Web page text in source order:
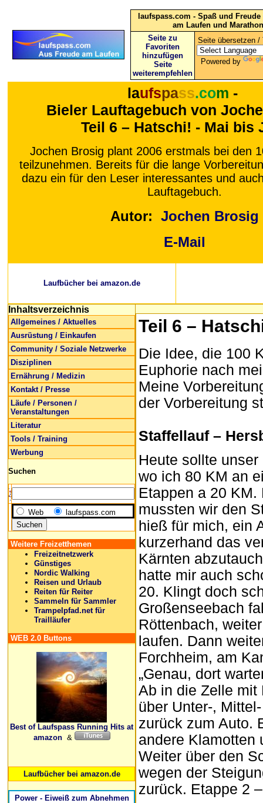
laufspass.com - Spaß und
am Laufen und Marathon
Seite zu
Favoriten
hinzufügen
Seite
weiterempfehlen
Seite übersetzen /
Powered by
laufspass.com -
Bieler Lauftagebuch von
Teil 6 – Hatschi! - Mai bis
Jochen Brosig plant 2006 erstmals bei den
teilzunehmen. Bereits für die lange
dazu ein für den Leser interessantes und
Lauftagebuch.
Autor: Jochen Brosig
E-Mail
Laufbücher bei amazon.de
Inhaltsverzeichnis
Allgemeines / Aktuelles
Ausrüstung / Einkaufen
Community / Soziale Netzwerke
Disziplinen
Ernährung / Medizin
Kontakt / Presse
Läufe / Personen /
Veranstaltungen
Literatur
Tools / Training
Werbung
Suchen
Web laufspass.com
Weitere Freizetthemen
Freizeitnetzwerk
Günstiges
Nordic Walking
Reisen und Urlaub
Reiten für Reiter
Sammeln für Sammler
Trampelpfad.net für
Trailläufer
WEB 2.0 Buttons
Best of Laufspass Running Hits at
amazon&
Laufbücher bei amazon.de
Power - Eiweiß zum Abnehmen
Teil 6 –
Die Idee, die 100
Euphorie nach
Meine
der Vorbereitung
Staffellauf –
Heute sollte
wo ich 80 KM an
Etappen a 20
mussten wir den
hieß für mich, ein
kurzerhand das
Kärnten
hatte mir auch
20. Klingt doch
Großenseebach
Röttenbach,
laufen. Dann
Forchheim, am
„Genau, dort
Ab in die Zelle mit
über Unter-,
zurück zum Auto.
andere Klamotten
Weiter über den
wegen der
zurück. Etappe 2